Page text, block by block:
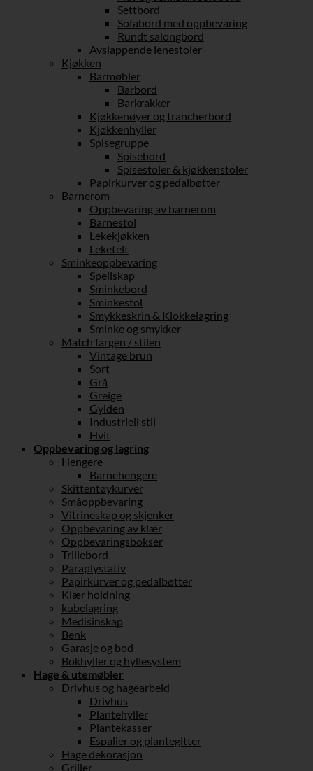
Settbord
Sofabord med oppbevaring
Rundt salongbord
Avslappende lenestoler
Kjøkken
Barmøbler
Barbord
Barkrakker
Kjøkkenøyer og trancherbord
Kjøkkenhyller
Spisegruppe
Spisebord
Spisestoler & kjøkkenstoler
Papirkurver og pedalbøtter
Barnerom
Oppbevaring av barnerom
Barnestol
Lekekjøkken
Leketelt
Sminkeoppbevaring
Speilskap
Sminkebord
Sminkestol
Smykkeskrin & Klokkelagring
Sminke og smykker
Match fargen / stilen
Vintage brun
Sort
Grå
Greige
Gylden
Industriell stil
Hvit
Oppbevaring og lagring
Hengere
Barnehengere
Skittentøykurver
Småoppbevaring
Vitrineskap og skjenker
Oppbevaring av klær
Oppbevaringsbokser
Trillebord
Paraplystativ
Papirkurver og pedalbøtter
Klær holdning
kubelagring
Medisinskap
Benk
Garasje og bod
Bokhyller og hyllesystem
Hage & utemøbler
Drivhus og hagearbeid
Drivhus
Plantehyller
Plantekasser
Espalier og plantegitter
Hage dekorasjon
Griller